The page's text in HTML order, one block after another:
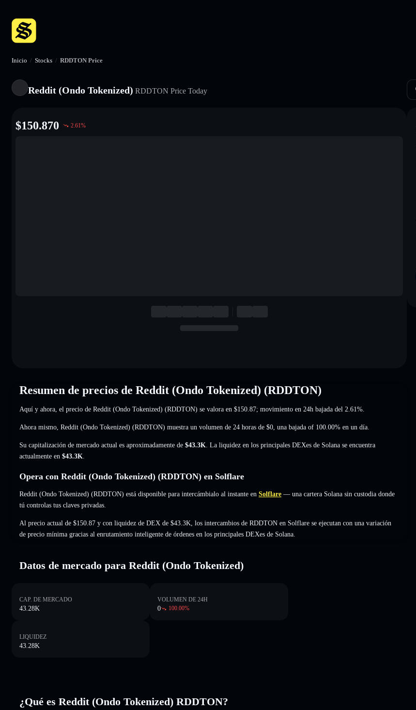
Inicio / Stocks / RDDTON Price
Reddit (Ondo Tokenized) RDDTON Price Today
$150.870 2.61%
Resumen de precios de Reddit (Ondo Tokenized) (RDDTON)
Aquí y ahora, el precio de Reddit (Ondo Tokenized) (RDDTON) se valora en $150.87; movimiento en 24h bajada del 2.61%
Ahora mismo, Reddit (Ondo Tokenized) (RDDTON) muestra un volumen de 24 horas de $0 una bajada of 100.00% en un día.
Su capitalización de mercado actual es aproximadamente de $43.3K . La liquidez en los principales DEXes de Solana se encuentra
actualmente en $43.3K
Opera con Reddit (Ondo Tokenized) (RDDTON) en Solflare
Reddit (Ondo Tokenized) (RDDTON) está disponible para intercámbialo al instante en Solflare — una cartera Solana sin custodia donde
tú controlas tus claves privadas.
Al precio actual de $150.87 y con liquidez de DEX de $43.3K, los intercambios de RDDTON en Solflare se ejecutan con una variación
de precio mínima gracias al enrutamiento inteligente de órdenes en los principales DEXes de Solana.
Datos de mercado para Reddit (Ondo Tokenized)
CAP. DE MERCADO
43.28K
VOLUMEN DE 24H
0 100.00%
LIQUIDEZ
43.28K
¿Qué es Reddit (Ondo Tokenized) RDDTON?